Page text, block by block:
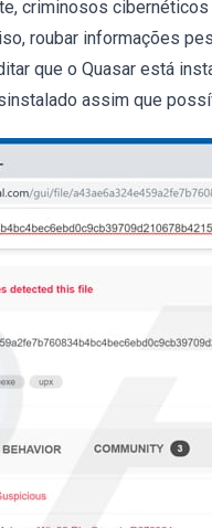
criminosos
roubar informações
que o Quasar está
assim que